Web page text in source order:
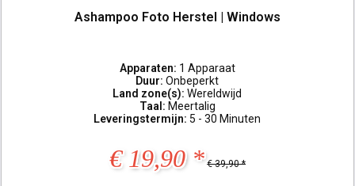
Ashampoo Foto Herstel | Windows
Apparaten: 1 Apparaat
Duur:Onbeperkt
Land zone(s):Wereldwijd
Taal: Meertalig
Leveringstermijn: 5 - 30 Minuten
€ 19,90 * € 39,90 *